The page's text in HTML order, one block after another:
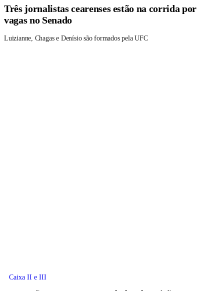
Três jornalistas cearenses estão na corrida por
vagas no Senado
Luizianne, Chagas e Denísio são formados pela UFC
Caixa II e III